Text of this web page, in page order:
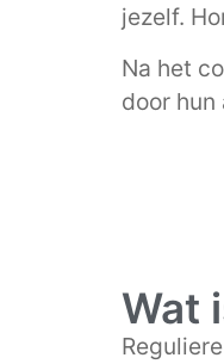
jezelf.
Na het
door
Wat